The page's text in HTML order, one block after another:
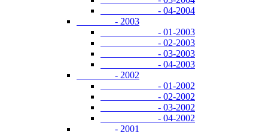
- 04-2004
- 2003
- 01-2003
- 02-2003
- 03-2003
- 04-2003
- 2002
- 01-2002
- 02-2002
- 03-2002
- 04-2002
- 2001